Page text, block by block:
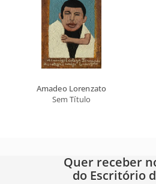
Amadeo Lorenzato
Sem Título
Quer receber
do Escritório